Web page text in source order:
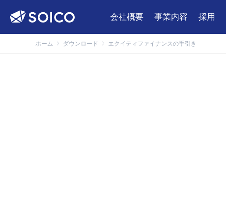
会社概要 事業内容 採用
ホーム ダウンロード エクイティファイナンスの手引き